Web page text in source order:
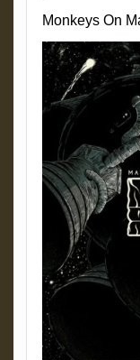
Monkeys On